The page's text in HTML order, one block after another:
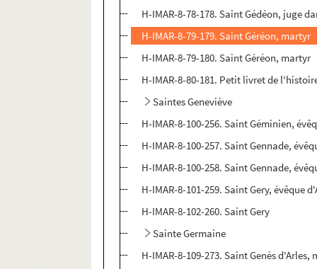
H-IMAR-8-78-178. Saint Gédéon, juge
H-IMAR-8-79-179. Saint Géréon, martyr
H-IMAR-8-79-180. Saint Géréon, martyr
H-IMAR-8-80-181. Petit livret de
Saintes Geneviève
H-IMAR-8-100-256. Saint Géminien,
H-IMAR-8-100-257. Saint Gennade,
H-IMAR-8-100-258. Saint Gennade,
H-IMAR-8-101-259. Saint Gery, évêque
H-IMAR-8-102-260. Saint Gery
Sainte Germaine
H-IMAR-8-109-273. Saint Genès d'Arles,